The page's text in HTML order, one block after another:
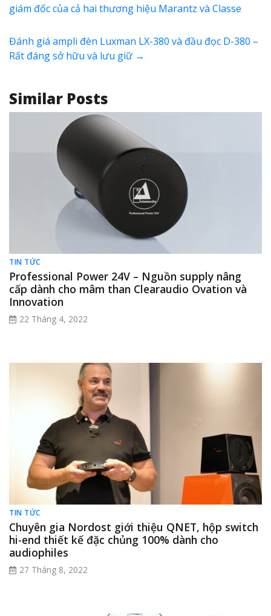
giám đốc của cả hai thương hiệu Marantz và Classe
Đánh giá ampli đèn Luxman LX-380 và đầu đọc D-380 –
Rất đáng sở hữu và lưu giữ →
Similar Posts
TIN TỨC
Professional Power 24V – Nguồn supply nâng
cấp dành cho mâm than Clearaudio Ovation và
Innovation
22 Tháng 4, 2022
TIN TỨC
Chuyên gia Nordost giới thiệu QNET, hộp switch
hi-end thiết kế đặc chủng 100% dành cho
audiophiles
27 Tháng 8, 2022